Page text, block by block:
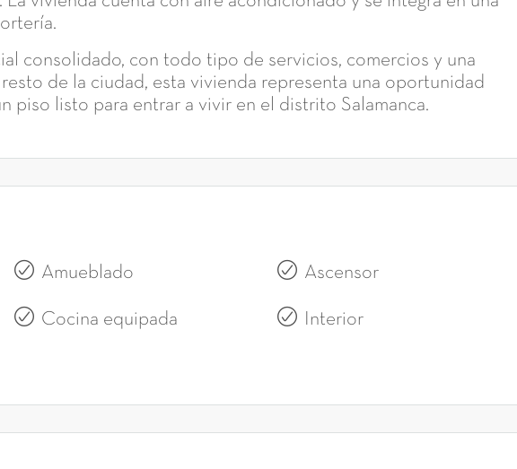
consolidado, con todo tipo de servicios, comercios y una
de la ciudad, esta vivienda representa una oportunidad
piso listo para entrar a vivir en el distrito Salamanca.
Amueblado Ascensor
Cocina equipada Interior